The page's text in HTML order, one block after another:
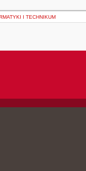
I TECHNIKUM